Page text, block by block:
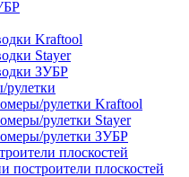
Kraftool
Stayer
ЗУБР
рулетки
рулетки Kraftool
рулетки Stayer
рулетки ЗУБР
плоскостей
построители плоскостей